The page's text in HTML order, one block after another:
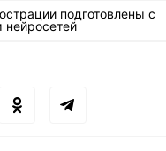
подготовлены с
нейросетей